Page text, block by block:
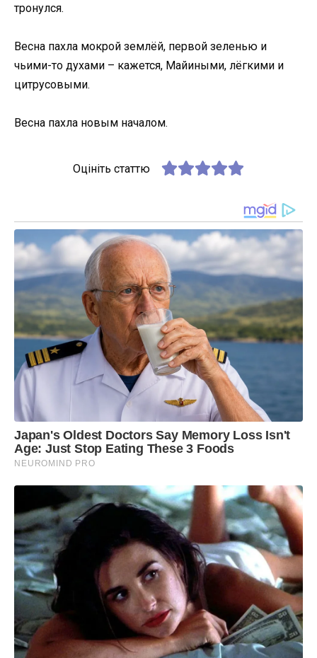
тронулся.
Весна пахла мокрой землёй, первой зеленью и
чьими-то духами – кажется, Майиными, лёгкими и
цитрусовыми.
Весна пахла новым началом.
Оцініть статтю